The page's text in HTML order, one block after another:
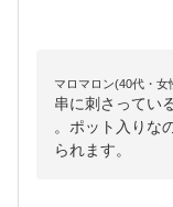
マロマロン(40代・女
串に刺さってい
。ポット入りな
られます。